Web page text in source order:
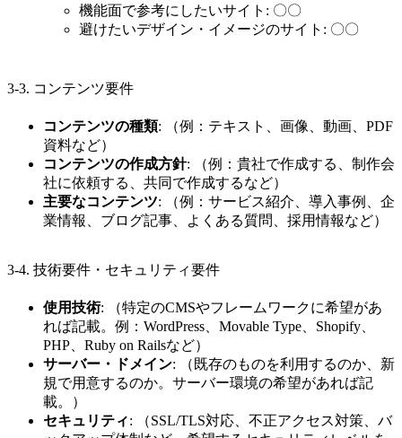
機能面で参考にしたいサイト: 〇〇
避けたいデザイン・イメージのサイト: 〇〇
3-3. コンテンツ要件
コンテンツの種類: （例：テキスト、画像、動画、PDF
資料など）
コンテンツの作成方針: （例：貴社で作成する、制作会
社に依頼する、共同で作成するなど）
主要なコンテンツ: （例：サービス紹介、導入事例、企
業情報、ブログ記事、よくある質問、採用情報など）
3-4. 技術要件・セキュリティ要件
使用技術: （特定のCMSやフレームワークに希望があ
れば記載。例：WordPress、Movable Type、Shopify、
PHP、Ruby on Railsなど）
サーバー・ドメイン: （既存のものを利用するのか、新
規で用意するのか。サーバー環境の希望があれば記
載。）
セキュリティ: （SSL/TLS対応、不正アクセス対策、バ